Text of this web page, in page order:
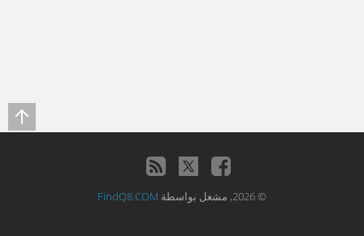
© 2026, مشغل بواسطة FindQ8.COM